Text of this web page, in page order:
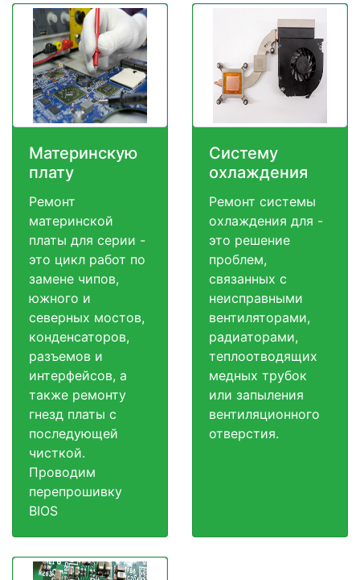
Материнскую
плату
Ремонт
материнской
платы для серии -
это цикл работ по
замене чипов,
южного и
северных мостов,
конденсаторов,
разъемов и
интерфейсов, а
также ремонту
гнезд платы с
последующей
чисткой.
Проводим
перепрошивку
BIOS
Систему
охлаждения
Ремонт системы
охлаждения для -
это решение
проблем,
связанных с
неисправными
вентиляторами,
радиаторами,
теплоотводящих
медных трубок
или запыления
вентиляционного
отверстия.